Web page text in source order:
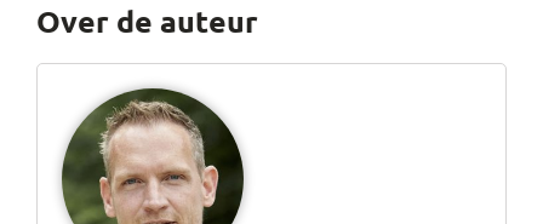
Over de auteur